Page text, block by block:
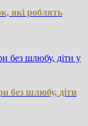
які роблять
без шлюбу, діти